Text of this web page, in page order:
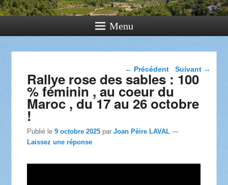
Menu
Navigation dans les
articles
← Précédent Suivant →
Rallye rose des sables : 100
% féminin , au coeur du
Maroc , du 17 au 26 octobre
!
Publié le9 octobre 2025 parJoan Pèire LAVAL —
Laissez une réponse